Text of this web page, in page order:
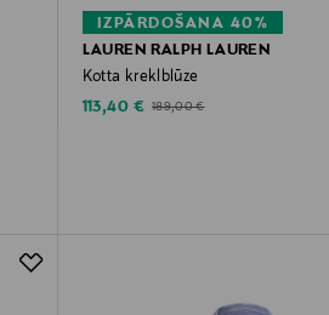
IZPĀRDOŠANA 40%
LAUREN RALPH LAUREN
Kotta kreklblūze
Discounted Price
113,40 € Original Price
189,00 €